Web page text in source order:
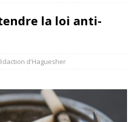
la loi anti-
d'Haguesher